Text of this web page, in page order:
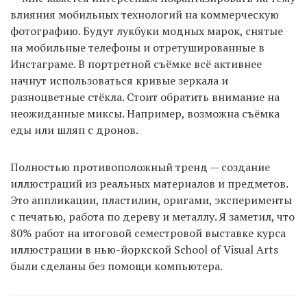
влияния мобильных технологий на коммерческую
фотографию. Будут лукбуки модных марок, снятые
на мобильные телефоны и отретушированные в
Инстаграме. В портретной съёмке всё активнее
начнут использоваться кривые зеркала и
разноцветные стёкла. Стоит обратить внимание на
неожиданные миксы. Например, возможна съёмка
еды или шляп с дронов.
Полностью противоположный тренд — создание
иллюстраций из реальных материалов и предметов.
Это аппликации, пластилин, оригами, эксперименты
с печатью, работа по дереву и металлу. Я заметил, что
80% работ на итоговой семестровой выставке курса
иллюстрации в нью-йоркской School of Visual Arts
были сделаны без помощи компьютера.